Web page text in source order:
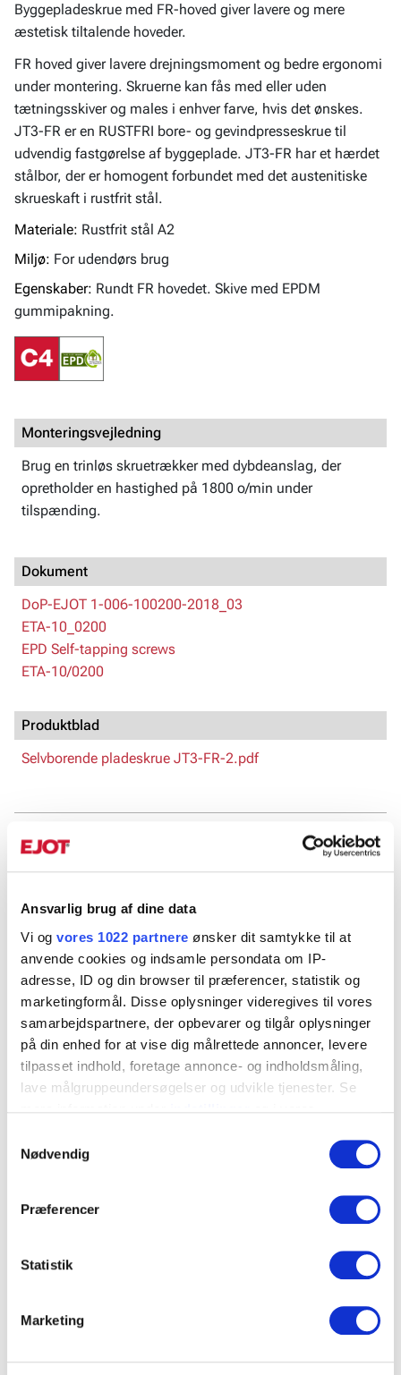
Ansvarlig brug af dine data
Vi og vores 1022 partnere ønsker dit samtykke til at
anvende cookies og indsamle persondata om IP-
adresse, ID og din browser til præferencer, statistik og
marketingformål. Disse oplysninger videregives til vores
samarbejdspartnere, der opbevarer og tilgår oplysninger
på din enhed for at vise dig målrettede annoncer, levere
tilpasset indhold, foretage annonce- og indholdsmåling,
lave målgruppeundersøgelser og udvikle tjenester. Se
tilbage eller ændre indstillinger fra vores
"Cookiedeklaration", eller ved at trykke på "Privacy
Indsamle præcise oplysninger om din placering, der
Identificere din enhed baseret på en scanning af
dens unikke karakteristika (fingerprinting)
Nødvendig
Præferencer
Statistik
Marketing
Byggepladeskrue med FR-hoved giver lavere og mere
æstetisk tiltalende hoveder.
FR hoved giver lavere drejningsmoment og bedre ergonomi
under montering. Skruerne kan fås med eller uden
tætningsskiver og males i enhver farve, hvis det ønskes.
JT3-FR er en RUSTFRI bore- og gevindpresseskrue til
udvendig fastgørelse af byggeplade. JT3-FR har et hærdet
stålbor, der er homogent forbundet med det austenitiske
skrueskaft i rustfrit stål.
Materiale: Rustfrit stål A2
Miljø: For udendørs brug
Egenskaber: Rundt FR hovedet. Skive med EPDM
gummipakning.
Monteringsvejledning
Brug en trinløs skruetrækker med dybdeanslag, der
opretholder en hastighed på 1800 o/min under
tilspænding.
Dokument
DoP-EJOT 1-006-100200-2018_03
ETA-10_0200
EPD Self-tapping screws
ETA-10/0200
Produktblad
Selvborende pladeskrue JT3-FR-2.pdf
Borekap.,
▼ 850110 - 2
▼ 850114
850113 Sort
850115 Oxydrød 2
850760 Grå
▼ 850117 Teglrød 2